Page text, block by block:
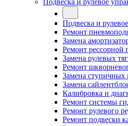
Подвеска и рулевое
Подвеска и
Ремонт
Замена
Ремонт рессорной
Замена рулевых
Ремонт
Замена
Замена
Калибровка и
Ремонт системы
Ремонт рулевого
Ремонт подвески